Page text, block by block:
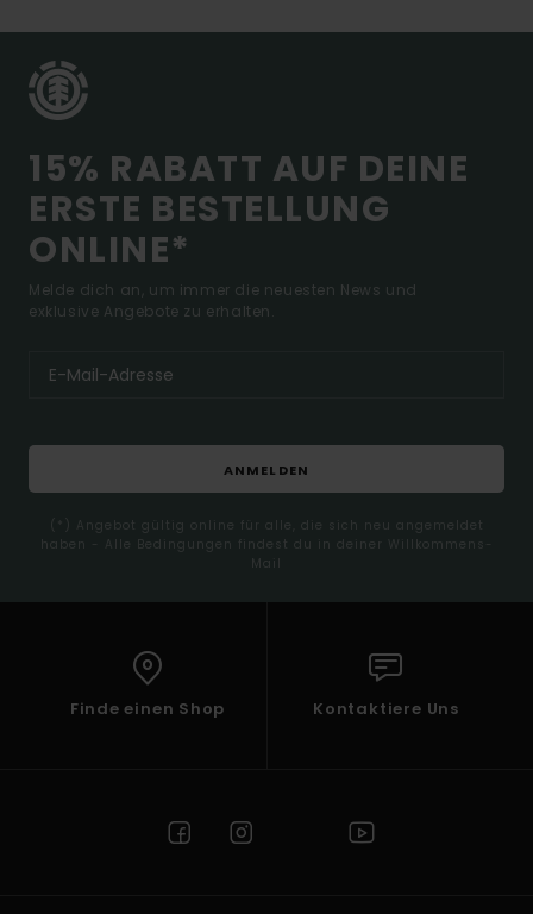
15% RABATT AUF DEINE
ERSTE BESTELLUNG
ONLINE*
Melde dich an, um immer die neuesten News und
exklusive Angebote zu erhalten.
ANMELDEN
(*) Angebot gültig online für alle, die sich neu angemeldet
haben - Alle Bedingungen findest du in deiner Willkommens-
Mail
Finde einen Shop Kontaktiere Uns